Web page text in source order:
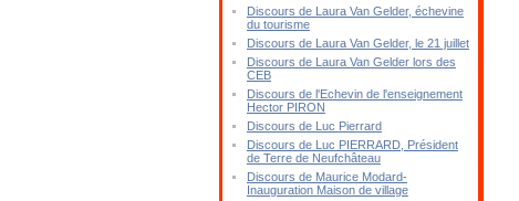
Discours de Laura Van Gelder, échevine
du tourisme
Discours de Laura Van Gelder, le 21 juillet
Discours de Laura Van Gelder lors des
CEB
Discours de l'Echevin de l'enseignement
Hector PIRON
Discours de Luc Pierrard
Discours de Luc PIERRARD, Président
de Terre de Neufchâteau
Discours de Maurice Modard-
Inauguration Maison de village